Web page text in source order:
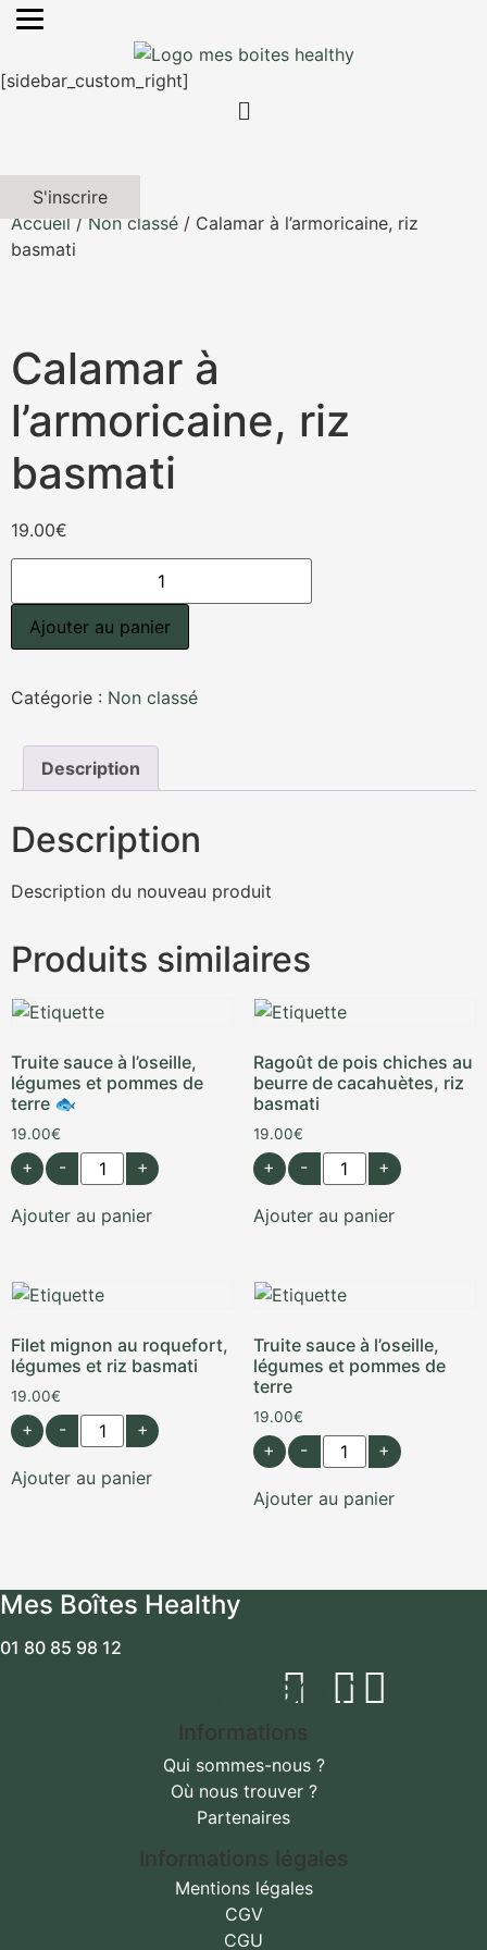
[sidebar_custom_right]
S'inscrire
Accueil/Non classé / Calamar à l’armoricaine, riz
basmati
Calamar à
l’armoricaine, riz
basmati
19.00€
quantité
Calamar
l’armoricaine,
riz
Ajouter au panier
Catégorie : Non classé
Description
Description
Description du nouveau produit
Produits similaires
Truite sauce à l’oseille,
légumes et pommes de
terre 🐟
19.00€
+ - +
Ajouter au panier
Ragoût de pois chiches au
beurre de cacahuètes, riz
basmati
19.00€
+ - +
Ajouter au panier
Filet mignon au roquefort,
légumes et riz basmati
19.00€
+ - +
Ajouter au panier
Truite sauce à l’oseille,
légumes et pommes de
terre
19.00€
+ - +
Ajouter au panier
Mes Boîtes Healthy
01 80 85 98 12
Instagram
Linkedin
Informations
Qui sommes-nous ?
Où nous trouver ?
Partenaires
Informations légales
Mentions légales
CGV
CGU